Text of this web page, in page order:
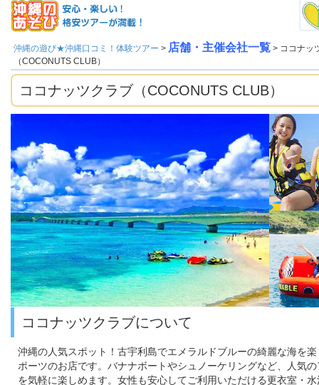
沖縄の遊び★沖縄口コミ！体験ツアー > 店舗・主催会社一覧 > ココナッ
（COCONUTS CLUB）
ココナッツクラブ（COCONUTS CLUB）
ココナッツクラブについて
沖縄の人気スポット！古宇利島でエメラルドブルーの綺麗な海を
ポーツのお店です。バナナボートやシュノーケリングなど、人気
を気軽に楽しめます。女性も安心してご利用いただける更衣室・